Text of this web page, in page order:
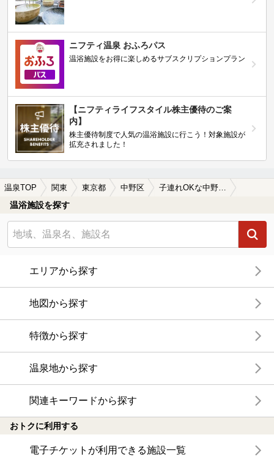
ニフティ温泉 おふろパス
温浴施設をお得に楽しめるサブスクリプションプラン
【ニフティライフスタイル株主優待のご案
内】
株主優待制度で人気の温浴施設に行こう！対象施設が
拡充されました！
温泉TOP 関東 東京都 中野区
温浴施設を探す
エリアから探す
地図から探す
特徴から探す
温泉地から探す
関連キーワードから探す
おトクに利用する
電子チケットが利用できる施設一覧